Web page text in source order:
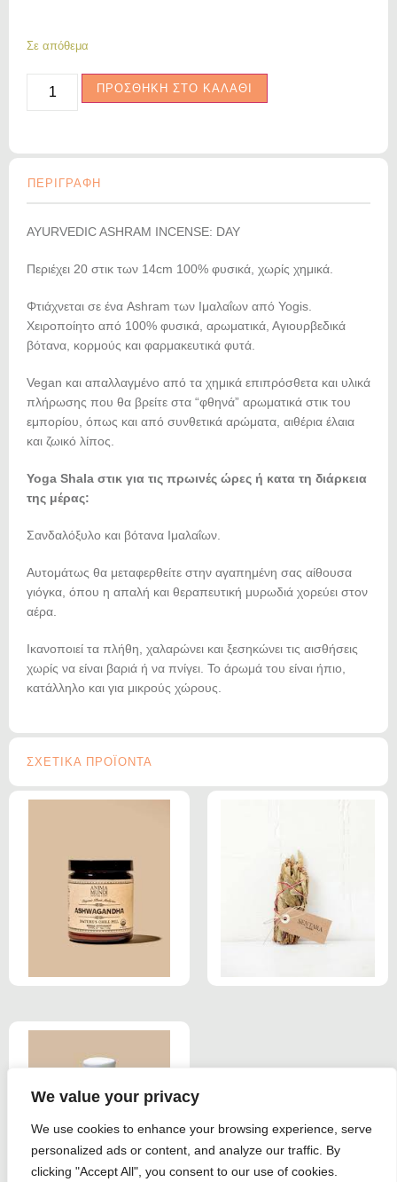
We value your privacy
We use cookies to enhance your browsing experience, serve
personalized ads or content, and analyze our traffic. By
clicking "Accept All", you consent to our use of cookies.
Σε απόθεμα
ΠΡΟΣΘΗΚΗ ΣΤΟ ΚΑΛΑΘΙ
ΠΕΡΙΓΡΑΦΗ
AYURVEDIC ASHRAM INCENSE: DAY
Περιέχει 20 στικ των 14cm 100% φυσικά, χωρίς χημικά.
Φτιάχνεται σε ένα Ashram των Ιμαλαΐων από Yogis.
Χειροποίητο από 100% φυσικά, αρωματικά, Αγιουρβεδικά
βότανα, κορμούς και φαρμακευτικά φυτά.
Vegan και απαλλαγμένο από τα χημικά επιπρόσθετα και υλικά
πλήρωσης που θα βρείτε στα “φθηνά” αρωματικά στικ του
εμπορίου, όπως και από συνθετικά αρώματα, αιθέρια έλαια
και ζωικό λίπος.
Yoga Shala στικ για τις πρωινές ώρες ή κατα τη διάρκεια
της μέρας:
Σανδαλόξυλο και βότανα Ιμαλαΐων.
Αυτομάτως θα μεταφερθείτε στην αγαπημένη σας αίθουσα
γιόγκα, όπου η απαλή και θεραπευτική μυρωδιά χορεύει στον
αέρα.
Ικανοποιεί τα πλήθη, χαλαρώνει και ξεσηκώνει τις αισθήσεις
χωρίς να είναι βαριά ή να πνίγει. Το άρωμά του είναι ήπιο,
κατάλληλο και για μικρούς χώρους.
ΣΧΕΤΙΚΑ ΠΡΟΪΟΝΤΑ